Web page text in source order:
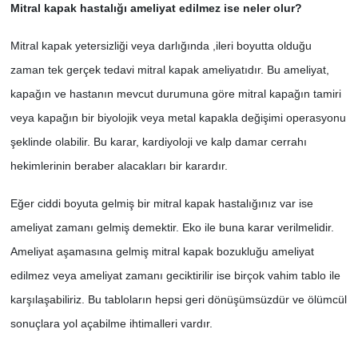
Mitral kapak hastalığı ameliyat edilmez ise neler olur?
Mitral kapak yetersizliği veya darlığında ,ileri boyutta olduğu
zaman tek gerçek tedavi mitral kapak ameliyatıdır. Bu ameliyat,
kapağın ve hastanın mevcut durumuna göre mitral kapağın tamiri
veya kapağın bir biyolojik veya metal kapakla değişimi operasyonu
şeklinde olabilir. Bu karar, kardiyoloji ve kalp damar cerrahı
hekimlerinin beraber alacakları bir karardır.
Eğer ciddi boyuta gelmiş bir mitral kapak hastalığınız var ise
ameliyat zamanı gelmiş demektir. Eko ile buna karar verilmelidir.
Ameliyat aşamasına gelmiş mitral kapak bozukluğu ameliyat
edilmez veya ameliyat zamanı geciktirilir ise birçok vahim tablo ile
karşılaşabiliriz. Bu tabloların hepsi geri dönüşümsüzdür ve ölümcül
sonuçlara yol açabilme ihtimalleri vardır.